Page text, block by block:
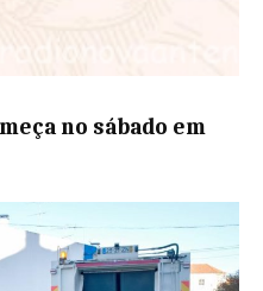
no sábado em